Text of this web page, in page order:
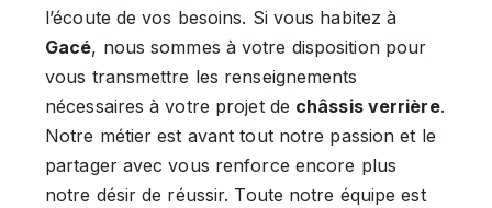
l’écoute de vos besoins. Si vous habitez à
Gacé, nous sommes à votre disposition pour
vous transmettre les renseignements
nécessaires à votre projet de châssis verrière.
Notre métier est avant tout notre passion et le
partager avec vous renforce encore plus
notre désir de réussir. Toute notre équipe est